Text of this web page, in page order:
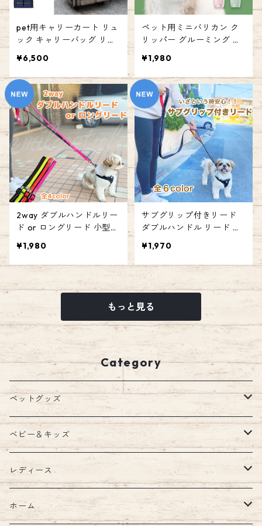
pet用キャリーカート リュ
ック キャリーバッグ リュ
リー キャスター付き 犬 猫
ペット 防災 防災グッズ 避
難 避難所 お出かけ お散歩
犬猫兼用 カート 折りたた
み 3way バッグ 動物 エミ
リースタイル emilystyle 1
20
¥6,500
ペット用ミニバリカン ク
リッパー グルーミング ト
低騒音 電動バリカン ミニ
サイズ 耳 目のまわり おし
りまわり 肉球 充電式 犬用
猫用 バリカン クリッパー
エミリースタイル emilyst
yle
¥1,980
2way ダブルハンドルリー
ド or ロングリード 小型犬
っ張り癖 リード ダブルハ
ンドル ロング 長さ調節可
お散歩 お出かけ リーダー
ウォーク エミリースタイ
¥1,980
サブグリップ付きリード
ダブルハンドル リード 小
り癖 犬 ペット お散歩 お出
かけ リーダーウォーク エ
ミリースタイル emilystyle
¥1,970
もっと見る
Category
ペットグッズ
ウェア
ウェア
首輪
ハーネス・リード
ベビー＆キッズ
キッズルーム
ブランケット
レディース
バッグ
ホーム